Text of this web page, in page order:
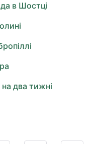
в Шостці
два тижні